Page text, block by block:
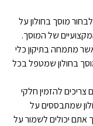
מוסך בחולון על
של המוסך.
מתמחה בתיקון כלי
בחולון שמטפל בכל
להזמין חלקי
שמתבססים על
אתם יכולים לשמור על